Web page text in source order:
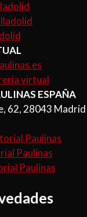
ESPAÑA
62, 28043 Madrid